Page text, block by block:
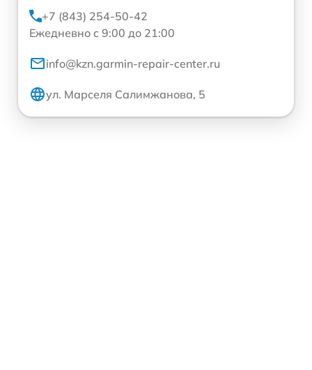
+7 (843) 254-50-42
Ежедневно с 9:00 до 21:00
info@kzn.garmin-repair-center.ru
ул. Марселя Салимжанова, 5